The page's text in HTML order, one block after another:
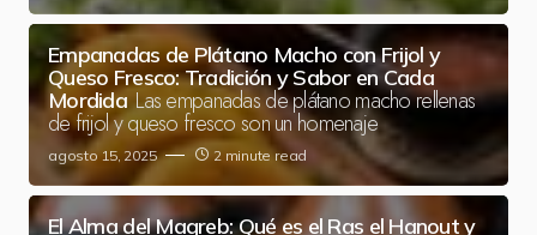
Empanadas de Plátano Macho con Frijol y
Queso Fresco: Tradición y Sabor en Cada
Mordida Las empanadas de plátano macho rellenas
de frijol y queso fresco son un homenaje
agosto 15, 2025 2 minute read
El Alma del Magreb: Qué es el Ras el Hanout y